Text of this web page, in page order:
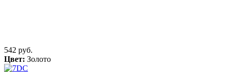
542 руб.
Цвет: Золото